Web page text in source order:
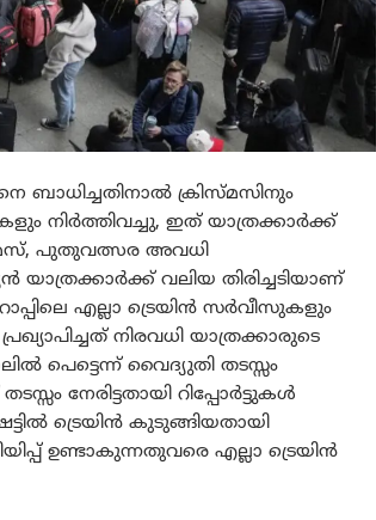
ബാധിച്ചതിനാൽ ക്രിസ്മസിനും
നിർത്തിവച്ചു, ഇത് യാത്രക്കാർക്ക്
പുതുവത്സര അവധി
വലിയ തിരിച്ചടിയാണ്
എല്ലാ ട്രെയിൻ സർവീസുകളും
നിരവധി യാത്രക്കാരുടെ
പെട്ടെന്ന് വൈദ്യുതി തടസ്സം
നേരിട്ടതായി റിപ്പോർട്ടുകൾ
ട്രെയിൻ കുടുങ്ങിയതായി
ഉണ്ടാകുന്നതുവരെ എല്ലാ ട്രെയിൻ